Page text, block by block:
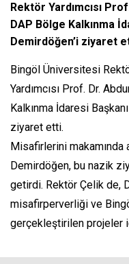
Rektör Yardımcısı
DAP Bölge Kalkınma
Demirdöğen’i ziyaret
Bingöl Üniversitesi
Yardımcısı Prof. Dr.
Kalkınma İdaresi
ziyaret etti.
Misafirlerini makamında
Demirdöğen, bu nazik
getirdi. Rektör Çelik de,
misafirperverliği ve
gerçekleştirilen projeler